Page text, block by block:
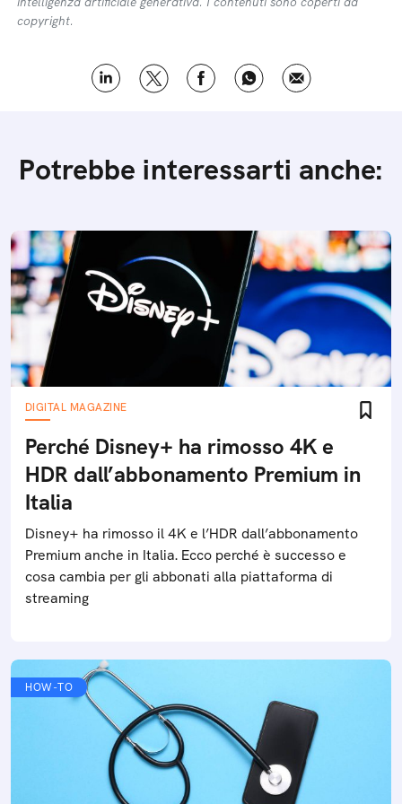
copyright.
Potrebbe interessarti anche:
DIGITAL MAGAZINE
Perché Disney+ ha rimosso 4K e
HDR dall’abbonamento Premium in
Italia
Disney+ ha rimosso il 4K e l’HDR dall’abbonamento
Premium anche in Italia. Ecco perché è successo e
cosa cambia per gli abbonati alla piattaforma di
streaming
HOW-TO